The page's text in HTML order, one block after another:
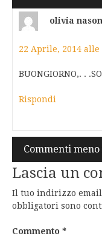
commenti
olivia
22 Aprile, 2014 alle
BUONGIORNO,. .
Rispondi
commenti
Commenti
Lascia un
Il tuo indirizzo
obbligatori sono
Commento *